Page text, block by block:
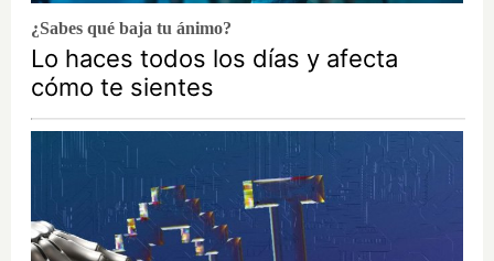
¿Sabes qué baja tu ánimo?
Lo haces todos los días y afecta
cómo te sientes